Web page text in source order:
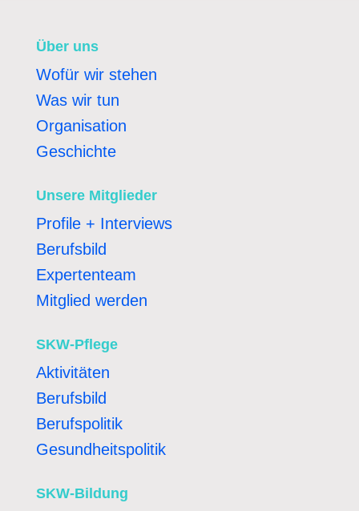
Über uns
Wofür wir stehen
Was wir tun
Organisation
Geschichte
Unsere Mitglieder
Profile + Interviews
Berufsbild
Expertenteam
Mitglied werden
SKW-Pflege
Aktivitäten
Berufsbild
Berufspolitik
Gesundheitspolitik
SKW-Bildung